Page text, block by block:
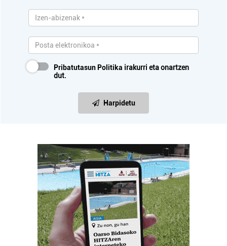
Pribatutasun Politika irakurri eta onartzen
dut.
Harpidetu